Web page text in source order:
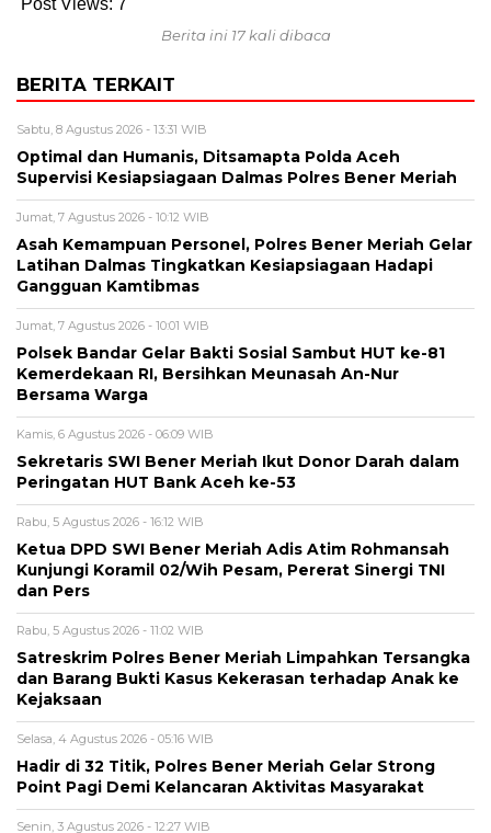
Berita ini 17 kali dibaca
BERITA TERKAIT
Sabtu, 8 Agustus 2026 - 13:31 WIB
Optimal dan Humanis, Ditsamapta Polda Aceh
Supervisi Kesiapsiagaan Dalmas Polres Bener Meriah
Jumat, 7 Agustus 2026 - 10:12 WIB
Asah Kemampuan Personel, Polres Bener Meriah Gelar
Latihan Dalmas Tingkatkan Kesiapsiagaan Hadapi
Gangguan Kamtibmas
Jumat, 7 Agustus 2026 - 10:01 WIB
Polsek Bandar Gelar Bakti Sosial Sambut HUT ke-81
Kemerdekaan RI, Bersihkan Meunasah An-Nur
Bersama Warga
Kamis, 6 Agustus 2026 - 06:09 WIB
Sekretaris SWI Bener Meriah Ikut Donor Darah dalam
Peringatan HUT Bank Aceh ke-53
Rabu, 5 Agustus 2026 - 16:12 WIB
Ketua DPD SWI Bener Meriah Adis Atim Rohmansah
Kunjungi Koramil 02/Wih Pesam, Pererat Sinergi TNI
dan Pers
Rabu, 5 Agustus 2026 - 11:02 WIB
Satreskrim Polres Bener Meriah Limpahkan Tersangka
dan Barang Bukti Kasus Kekerasan terhadap Anak ke
Kejaksaan
Selasa, 4 Agustus 2026 - 05:16 WIB
Hadir di 32 Titik, Polres Bener Meriah Gelar Strong
Point Pagi Demi Kelancaran Aktivitas Masyarakat
Senin, 3 Agustus 2026 - 12:27 WIB